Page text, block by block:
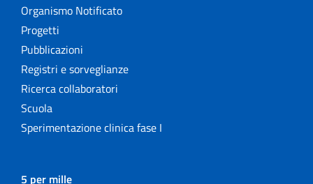
Organismo Notificato
Progetti
Pubblicazioni
Registri e sorveglianze
Ricerca collaboratori
Scuola
Sperimentazione clinica fase I
5 per mille